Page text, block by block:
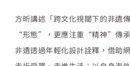
方昕講述「跨文化視閾下的非遺
“形態”，更應注重“精神”傳承
非遺透過年輕化設計詮釋，借助